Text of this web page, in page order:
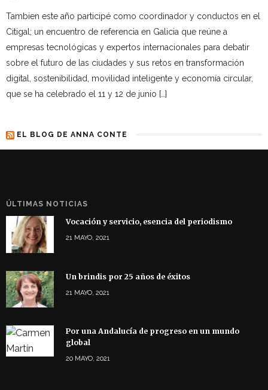
Tambien este año participé como coordinador y conductos en el
Citigal; un encuentro de referencia en Galicia que reúne a
empresas tecnológicas y expertos internacionales para debatir
sobre el futuro de las ciudades y sus retos en transformación
digital, sostenibilidad, movilidad inteligente y economía circular,
que se ha celebrado el 11 y 12 de junio […]
EL BLOG DE ANNA CONTE
ÚLTIMAS NOTICIAS
Vocación y servicio, esencia del periodismo
21 MAYO, 2021
Un brindis por 25 años de éxitos
21 MAYO, 2021
Por una Andalucía de progreso en un mundo
global
20 MAYO, 2021